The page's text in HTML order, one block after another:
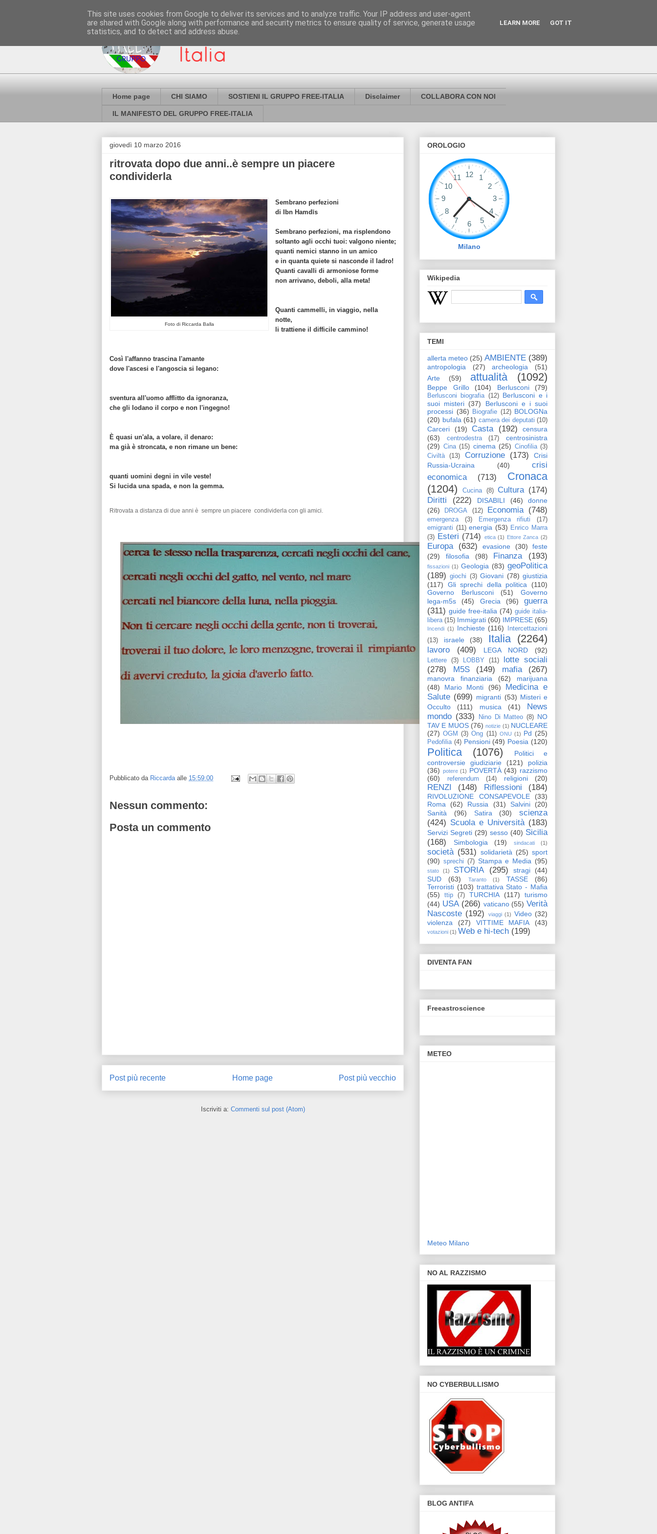
Home page CHI SIAMO SOSTIENI IL GRUPPO FREE-ITALIA Disclaimer COLLABORA CON NOI
IL MANIFESTO DEL GRUPPO FREE-ITALIA
giovedì 10 marzo 2016
ritrovata dopo due anni..è sempre un piacere
condividerla
Foto di Riccarda Balla
Sembrano perfezioni
di Ibn Hamdīs
Sembrano perfezioni, ma risplendono
soltanto agli occhi tuoi: valgono niente;
quanti nemici stanno in un amico
e in quanta quiete si nasconde il ladro!
Quanti cavalli di armoniose forme
non arrivano, deboli, alla meta!
Quanti cammelli, in viaggio, nella
notte,
li trattiene il difficile cammino!
Così l'affanno trascina l'amante
dove l'ascesi e l'angoscia si legano:
sventura all'uomo afflitto da ignoranza,
che gli lodano il corpo e non l'ingegno!
È quasi un'ala, a volare, il denaro:
ma già è stroncata, e non rimane un bene:
quanti uomini degni in vile veste!
Si lucida una spada, e non la gemma.
Ritrovata a distanza di due anni è sempre un piacere condividerla con gli amici.
Pubblicato da Riccarda alle 15:59:00
Nessun commento:
Posta un commento
Post più recente Post più vecchio
Home page
Iscriviti a: Commenti sul post (Atom)
OROLOGIO
Milano
Wikipedia
TEMI
allerta meteo (25) AMBIENTE (389)
antropologia (27) archeologia
(51)
Arte
(59) attualità (1092)
Beppe Grillo (104) Berlusconi (79)
Berlusconi biografia (12) Berlusconi e i
suoi misteri (37)
Berlusconi e i suoi
processi (36) Biografie (12) BOLOGNa
(20) bufala (61) camera dei deputati (10)
Carceri (19) Casta (192)
censura
(63)
centrodestra (17)
centrosinistra
(29) Cina (15) cinema (25) Cinofilia (3)
Civiltà
(13) Corruzione (173)
Crisi
Russia-Ucraina
(40)
crisi
economica
(713)
Cronaca
(1204)
Cucina (8) Cultura (174)
Diritti
(222) DISABILI (46)
donne
(26)
DROGA (12) Economia (748)
emergenza (3) Emergenza rifiuti
(17)
emigranti (11) energia (53) Enrico Marra
(3) Esteri (714) etica (1) Ettore Zanca (2)
Europa (632) evasione (30)
feste
(29)
filosofia (98) Finanza (193)
fissazioni (1) Geologia (83) geoPolitica
(189)
giochi (3) Giovani (78) giustizia
(117)
Gli sprechi della politica
(110)
Governo Berlusconi
(51)
Governo
lega-m5s
(45) Grecia (96)
guerra
(311) guide free-italia (74) guide italia-
libera (15) Immigrati (60) IMPRESE (65)
Incendi (1) Inchieste (116)
Intercettazioni
(13)
israele (38) Italia (2264)
lavoro (409) LEGA NORD (92)
Lettere (3) LOBBY (11)
lotte sociali
(278)
M5S (149) mafia (267)
manovra finanziaria (62)
marijuana
(48)
Mario Monti (96)
Medicina e
Salute (699) migranti (53) Misteri e
Occulto
(111) musica (41)
News
mondo (333) Nino Di Matteo (8) NO
TAV E MUOS (76) notizie (1) NUCLEARE
(27) OGM (3) Ong (11) ONU (1) Pd (25)
Pedofilia (4) Pensioni (49) Poesia (120)
Politica (1076)
Politici e
controversie giudiziarie
(121)
polizia
(36) potere (1) POVERTÀ (43) razzismo
(60)
referendum (14) religioni (20)
RENZI (148) Riflessioni (184)
RIVOLUZIONE CONSAPEVOLE
(33)
Roma
(62) Russia (31) Salvini
(20)
Sanità
(96) Satira (30)
scienza
(424) Scuola e Università (183)
Servizi Segreti (29) sesso (40) Sicilia
(168)
Simbologia (19) sindacati (1)
società (531) solidarietà (25) sport
(90) sprechi (7) Stampa e Media (95)
stato (1) STORIA (295) stragi
(44)
SUD
(63) Taranto (1) TASSE
(86)
Terroristi (103) trattativa Stato - Mafia
(55)
ttip (7) TURCHIA (117)
turismo
(44) USA (266) vaticano (55) Verità
Nascoste (192) viaggi (1) Video (32)
violenza
(27) VITTIME MAFIA (43)
votazioni (1) Web e hi-tech (199)
DIVENTA FAN
Freeastroscience
METEO
Meteo Milano
NO AL RAZZISMO
NO CYBERBULLISMO
BLOG ANTIFA
This site uses cookies from Google to deliver its services and to analyze traffic. Your IP address and user-agent
are shared with Google along with performance and security metrics to ensure quality of service, generate usage
statistics, and to detect and address abuse.
LEARN MORE GOT IT